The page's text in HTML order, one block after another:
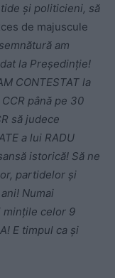
și politicieni, să
de majuscule
am
la Președinție!
CONTESTAT la
până pe 30
să judece
a lui RADU
istorică! Să ne
partidelor și
Numai
mințile celor 9
E timpul ca și